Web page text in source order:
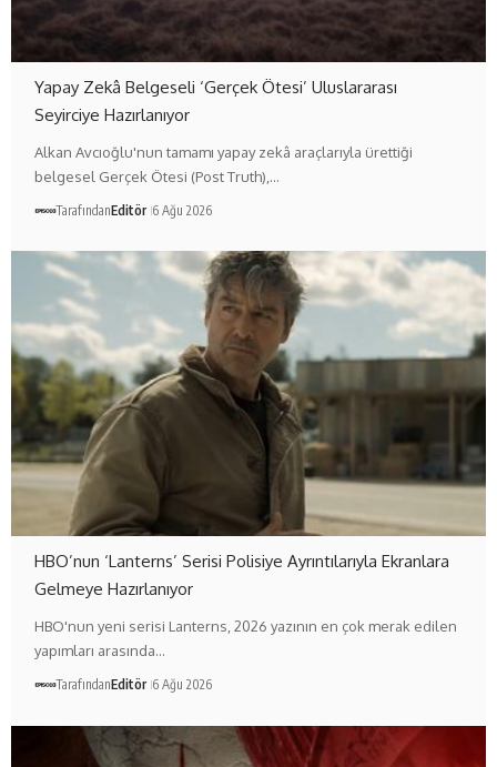
Yapay Zekâ Belgeseli ‘Gerçek Ötesi’ Uluslararası
Seyirciye Hazırlanıyor
Alkan Avcıoğlu'nun tamamı yapay zekâ araçlarıyla ürettiği
belgesel Gerçek Ötesi (Post Truth),…
TarafındanEditör 6 Ağu 2026
HBO’nun ‘Lanterns’ Serisi Polisiye Ayrıntılarıyla Ekranlara
Gelmeye Hazırlanıyor
HBO'nun yeni serisi Lanterns, 2026 yazının en çok merak edilen
yapımları arasında…
TarafındanEditör 6 Ağu 2026